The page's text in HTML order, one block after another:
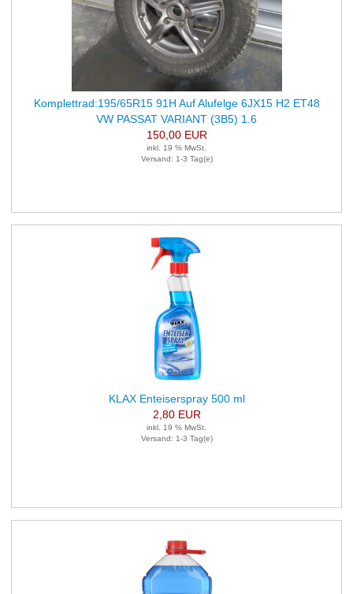
Komplettrad:195/65R15 91H Auf Alufelge 6JX15 H2 ET48
LK5X112 1 Satz (je 4 Stück)
VW PASSAT VARIANT (3B5) 1.6
150,00 EUR
inkl. 19 % MwSt.
Versand: 1-3 Tag(e)
KLAX Enteiserspray 500 ml
2,80 EUR
inkl. 19 % MwSt.
Versand: 1-3 Tag(e)